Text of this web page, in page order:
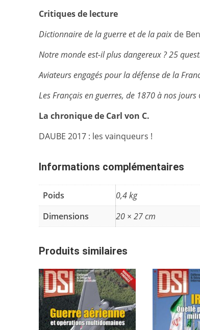
Critiques de lecture
Dictionnaire de la guerre et de la paixde
Notre monde est-il plus dangereux ? 25
Aviateurs engagés pour la défense de la
Les Français en guerres, de 1870 à nos jours
La chronique de Carl von C.
DAUBE 2017 : les vainqueurs !
Informations complémentaires
Poids
0,4 kg
Dimensions
20 × 27 cm
Produits similaires